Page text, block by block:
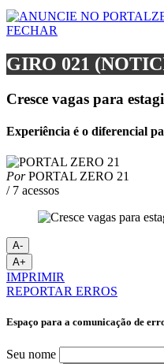
FECHAR
GIRO 021
Cresce vagas para
Experiência é o diferencial
PorPORTAL ZERO 21
/ 7 acessos
A-
A+
IMPRIMIR
REPORTAR ERROS
Espaço para a comunicação de
Seu nome